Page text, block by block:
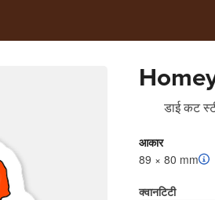
डाई कट
आकार
89 × 80 mm
क्वानटिटी